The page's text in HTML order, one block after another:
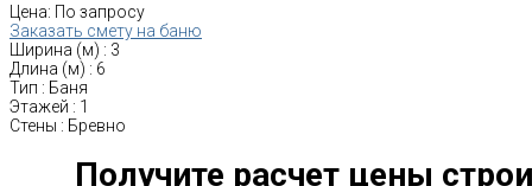
Цена: По запросу
Заказать смету на баню
Ширина (м) : 3
Длина (м) : 6
Тип : Баня
Этажей : 1
Стены : Бревно
Получите расчет цены